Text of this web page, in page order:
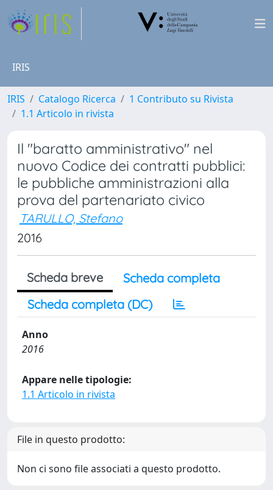
IRIS
IRIS Catalogo Ricerca
1 Contributo su Rivista
1.1 Articolo in rivista
Il "baratto amministrativo" nel
nuovo Codice dei contratti pubblici:
le pubbliche amministrazioni alla
prova del partenariato civico
TARULLO, Stefano
2016
Scheda breve
Scheda completa
Scheda completa (DC)
Anno
2016
Appare nelle tipologie:
1.1 Articolo in rivista
File in questo prodotto:
Non ci sono file associati a questo prodotto.